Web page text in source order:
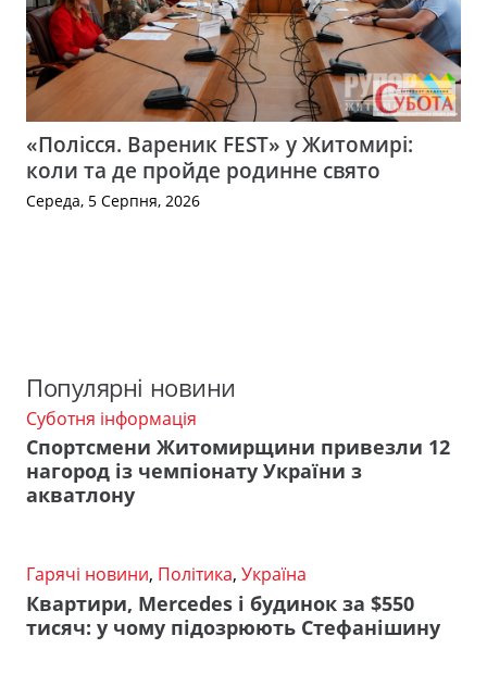
«Полісся. Вареник FEST» у Житомирі:
коли та де пройде родинне свято
Середа, 5 Серпня, 2026
Популярні новини
Суботня інформація
Спортсмени Житомирщини привезли 12
нагород із чемпіонату України з
акватлону
Гарячі новини, Політика, Україна
Квартири, Mercedes і будинок за $550
тисяч: у чому підозрюють Стефанішину